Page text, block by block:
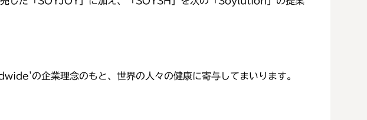
業理念のもと、世界の人々の健康に寄与してまいります。